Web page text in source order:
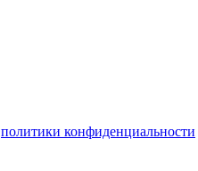
политики конфиденциальности